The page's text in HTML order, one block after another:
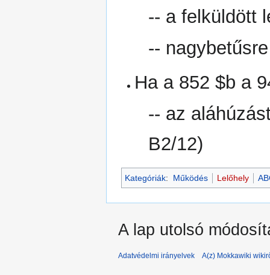
-- a felküldött
--
Ha a 852 $b a
-- az
B2/12)
Kategóriák: Működés Lelőhely
A lap utolsó
Adatvédelmi irányelvek A(z) Mokkawiki